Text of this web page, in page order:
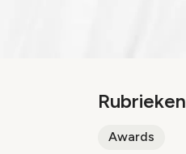
Rubrieken
Awards